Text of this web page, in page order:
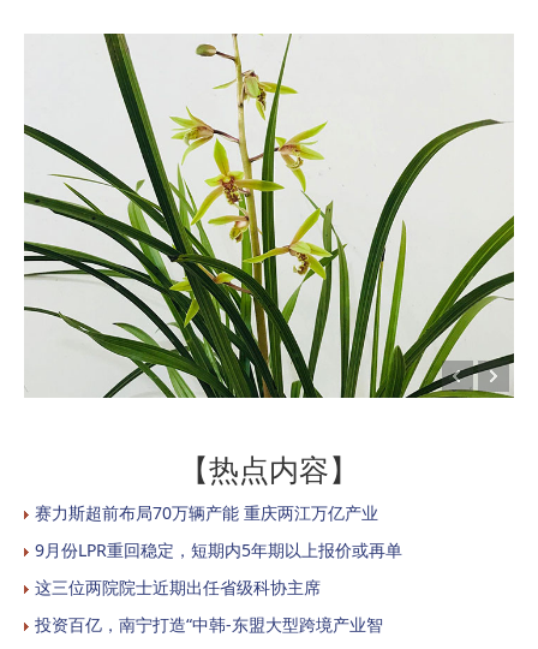
【热点内容】
赛力斯超前布局70万辆产能 重庆两江万亿产业
9月份LPR重回稳定，短期内5年期以上报价或再单
这三位两院院士近期出任省级科协主席
投资百亿，南宁打造“中韩-东盟大型跨境产业智